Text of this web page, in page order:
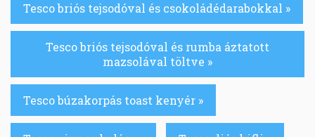
Tesco briós tejsodóval és csokoládédarabokkal »
Tesco briós tejsodóval és rumba áztatott
mazsolával töltve »
Tesco búzakorpás toast kenyér »